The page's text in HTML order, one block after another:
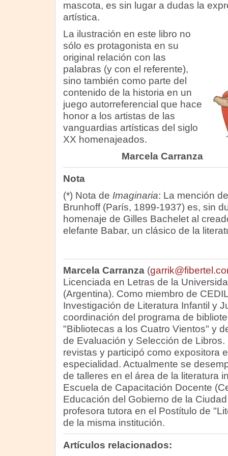
mascota, es sin lugar a dudas la
artística.
La ilustración en este libro no
sólo es protagonista en su
original relación con las
palabras (y con el referente),
sino también como parte del
contenido de la historia en un
juego autorreferencial que hace
honor a los artistas de las
vanguardias artísticas del siglo
XX homenajeados.
Marcela Carranza
Nota
(*) Nota de Imaginaria: La mención
Brunhoff (París, 1899-1937) es, sin
homenaje de Gilles Bachelet al
elefante Babar, un clásico de la
Marcela Carranza (
Licenciada en Letras de la
(Argentina). Como miembro de
Investigación de Literatura Infantil y
coordinación del programa de
"Bibliotecas a los Cuatro Vientos" y
de Evaluación y Selección de
revistas y participó como expositora
especialidad. Actualmente se
de talleres en el área de la literatura
Escuela de Capacitación Docente
Educación del Gobierno de la
profesora tutora en el Postítulo de
de la misma institución.
Artículos relacionados: